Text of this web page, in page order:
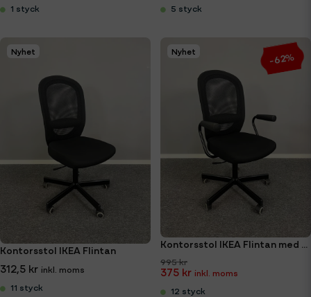
1 styck 5 styck
Kontorsstol IKEA Flintan
312,5 kr
11 styck
Nyhet
Kontorsstol IKEA Flintan med armstöd
995 kr
375 kr
12 styck
Nyhet -62%